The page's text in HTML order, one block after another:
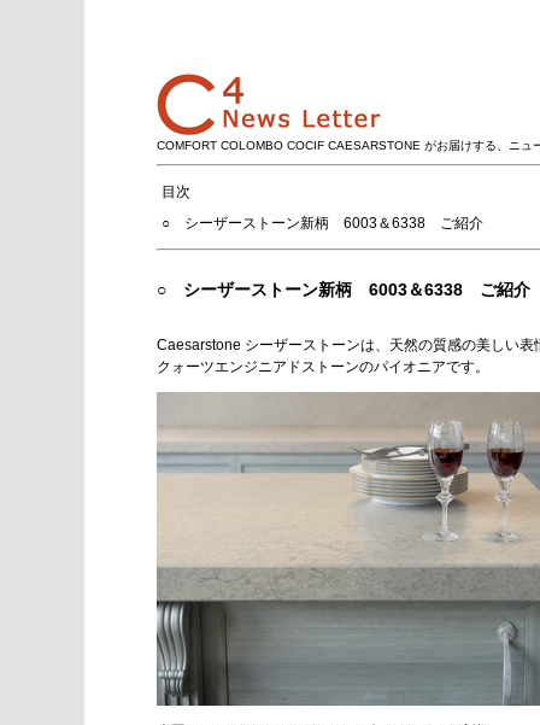
COMFORT COLOMBO COCIF CAESARSTONE がお届けする、ニュ
目次
○ シーザーストーン新柄 6003＆6338 ご紹介
○ シーザーストーン新柄 6003＆6338 ご紹介
Caesarstone シーザーストーンは、天然の質感の美しい
クォーツエンジニアドストーンのパイオニアです。